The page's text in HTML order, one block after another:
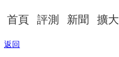
首頁 評測 新聞 擴
返回